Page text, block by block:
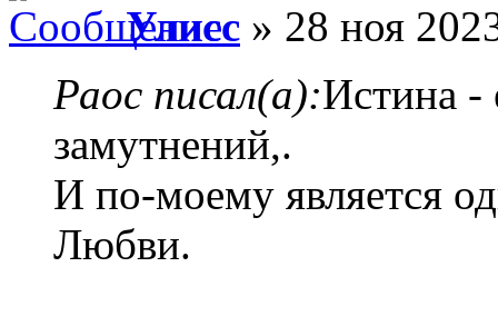
Улисс » 28 ноя
Раос писал(а):Истина -
замутнений,.
И по-моему является
Любви.